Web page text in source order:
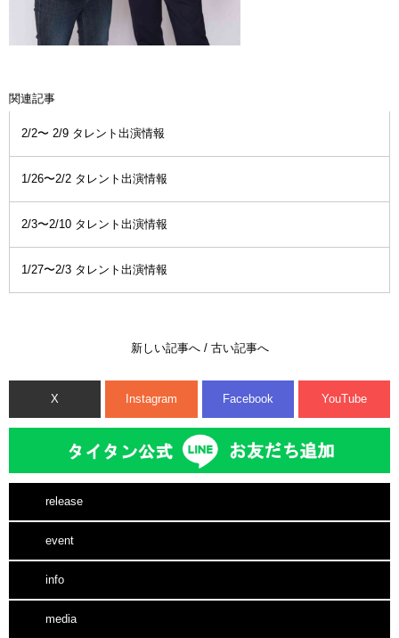
関連記事
2/2〜 2/9 タレント出演情報
1/26〜2/2 タレント出演情報
2/3〜2/10 タレント出演情報
1/27〜2/3 タレント出演情報
新しい記事へ/ 古い記事へ
X Instagram Facebook YouTube
release
event
info
media